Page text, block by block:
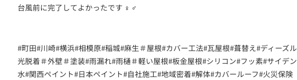
台風前に完了してよかったです ‍♀️ ‍♂️
#町田#川崎#横浜#相模原#稲城#麻生＃屋根#カバー工法#瓦屋根#葺替え#ディーズ
光脱着＃外壁＃塗装#雨漏れ#雨樋＃軽い屋根#板金屋根#シリコン#フッ素#サイデ
水#関西ペイント#日本ペイント#自社施工#地域密着#解体#カバールーフ#火災保険